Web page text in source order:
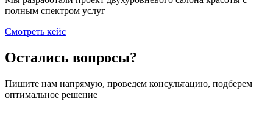
полным спектром услуг
Смотреть кейс
Остались вопросы?
Пишите нам напрямую, проведем консультацию, подберем
оптимальное решение